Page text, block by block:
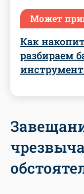
Может
Как
разбираем